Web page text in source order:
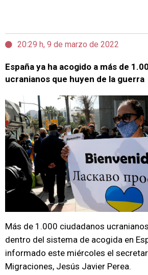
20:29 h, 9 de marzo de 2022
España ya ha acogido a más de
ucranianos que huyen de la guerra
Más de 1.000 ciudadanos
dentro del sistema de acogida en
informado este miércoles el
Migraciones, Jesús Javier Perea.